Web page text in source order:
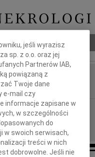
Mincewicz
jeśli wyrazisz
sp. z o.o. oraz jej
Partnerów IAB,
powiązaną z
Twoje dane
e-mail czy
informacje zapisane w
w szczególności
do
w swoich serwisach,
treści w nich
dobrowolne. Jeśli nie